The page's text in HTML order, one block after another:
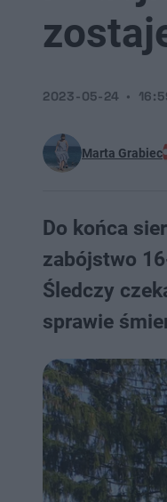
Marta Grabiec
2023-05-24
Do końca
zabójstwo
Śledczy
sprawie